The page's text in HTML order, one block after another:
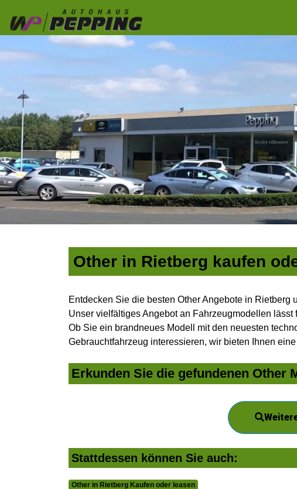
Other in Rietberg kaufen
Entdecken Sie die besten Other Angebote in Rietberg
Unser vielfältiges Angebot an Fahrzeugmodellen lässt
Ob Sie ein brandneues Modell mit den neuesten
Gebrauchtfahrzeug interessieren, wir bieten Ihnen
Erkunden Sie die gefundenen Other
Stattdessen können Sie auch:
Other in Rietberg Kaufen oder leasen